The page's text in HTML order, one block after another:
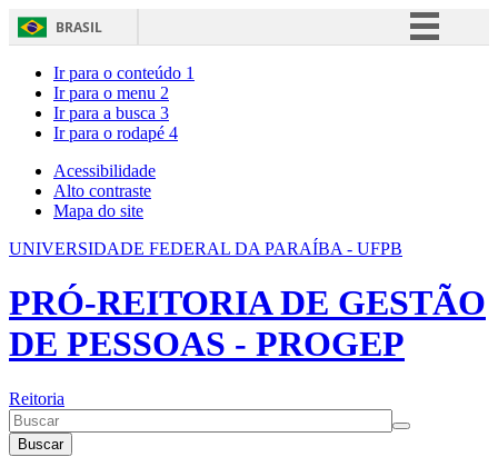
BRASIL
Canais
Ir para o conteúdo 1
Ir para o menu 2
Ir para a busca 3
Ir para o rodapé 4
Acessibilidade
Alto contraste
Mapa do site
UNIVERSIDADE FEDERAL DA PARAÍBA - UFPB
PRÓ-REITORIA DE GESTÃO
DE PESSOAS - PROGEP
Reitoria
Buscar